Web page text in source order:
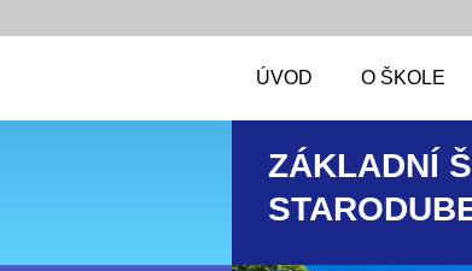
ÚVOD O ŠKOLE
ZÁKLADNÍ